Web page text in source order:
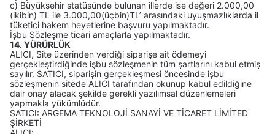
c) Büyükşehir statüsünde bulunan illerde ise değeri 2.000,00
(ikibin) TL ile 3.000,00(üçbin)TL’ arasındaki uyuşmazlıklarda il
tüketici hakem heyetlerine başvuru yapılmaktadır.
İşbu Sözleşme ticari amaçlarla yapılmaktadır.
14. YÜRÜRLÜK
ALICI, Site üzerinden verdiği siparişe ait ödemeyi
gerçekleştirdiğinde işbu sözleşmenin tüm şartlarını kabul etmiş
sayılır. SATICI, siparişin gerçekleşmesi öncesinde işbu
sözleşmenin sitede ALICI tarafından okunup kabul edildiğine
dair onay alacak şekilde gerekli yazılımsal düzenlemeleri
yapmakla yükümlüdür.
SATICI: ARGEMA TEKNOLOJİ SANAYİ VE TİCARET LİMİTED
ŞİRKETİ